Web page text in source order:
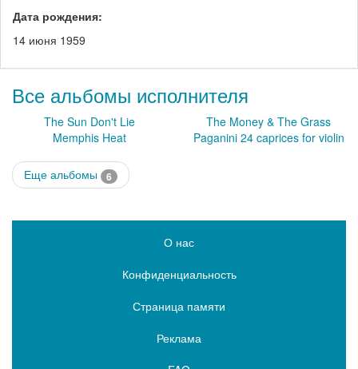
Дата рождения:
14 июня 1959
Все альбомы исполнителя
The Sun Don't Lie
The Money & The Grass
Memphis Heat
Paganini 24 caprices for violin
Еще альбомы 6
О нас
Конфиденциальность
Страница памяти
Реклама